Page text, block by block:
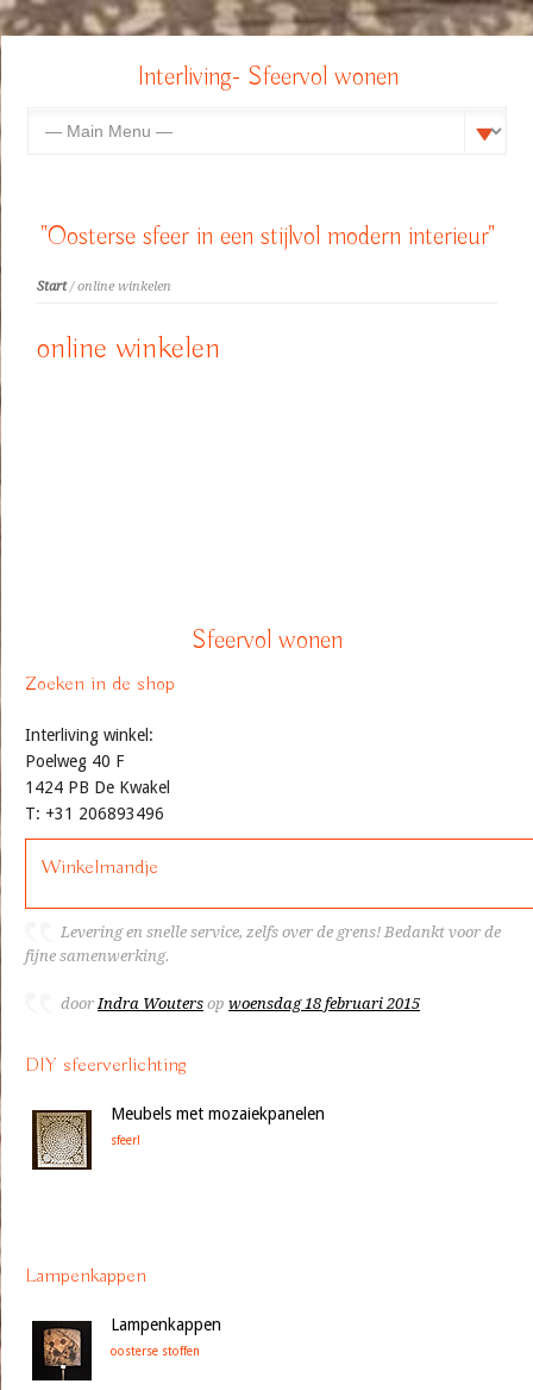
Interliving- Sfeervol wonen
"Oosterse sfeer in een stijlvol modern interieur"
Start/ online winkelen
online winkelen
Sfeervol wonen
Zoeken in de shop
Interliving winkel:
Poelweg 40 F
1424 PB De Kwakel
T: +31 206893496
Winkelmandje
Levering en snelle service, zelfs over de grens! Bedankt voor de
fijne samenwerking.
doorIndra Wouters op woensdag 18 februari 2015
DIY sfeerverlichting
Meubels met mozaiekpanelen
sfeer!
Lampenkappen
Lampenkappen
oosterse stoffen